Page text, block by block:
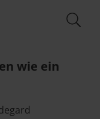
wie ein